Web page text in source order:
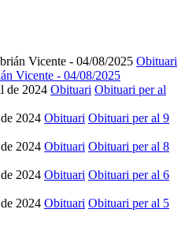
Obituari
Vicente - 04/08/2025
Obituari Obituari per al
Obituari Obituari per al 9
Obituari Obituari per al 8
Obituari Obituari per al 6
Obituari Obituari per al 5